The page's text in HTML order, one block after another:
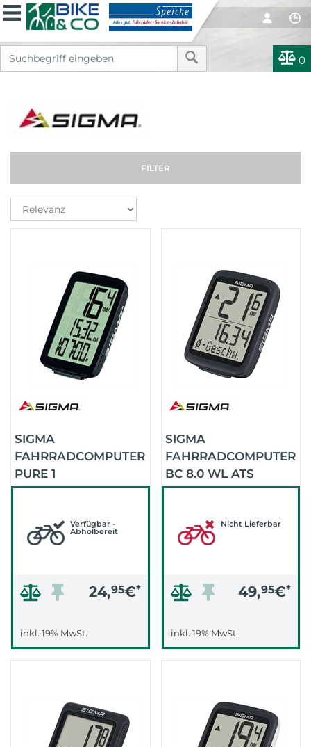
0
FILTER
SIGMA
FAHRRADCOMPUTER
PURE 1
Verfügbar -
Abholbereit
24,95€*
inkl. 19% MwSt.
SIGMA
FAHRRADCOMPUTER
BC 8.0 WL ATS
(SCHWARZ)
Nicht Lieferbar
49,95€*
inkl. 19% MwSt.